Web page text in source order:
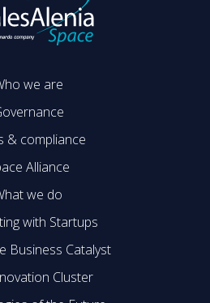
we are
& compliance
Alliance
we do
with Startups
Business Catalyst
Cluster